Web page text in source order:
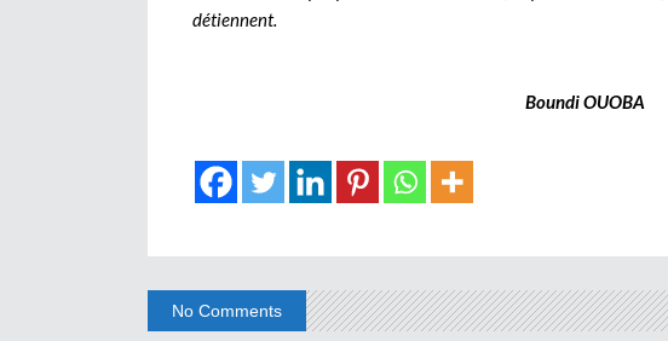
détiennent.
Boundi OUOBA
No Comments